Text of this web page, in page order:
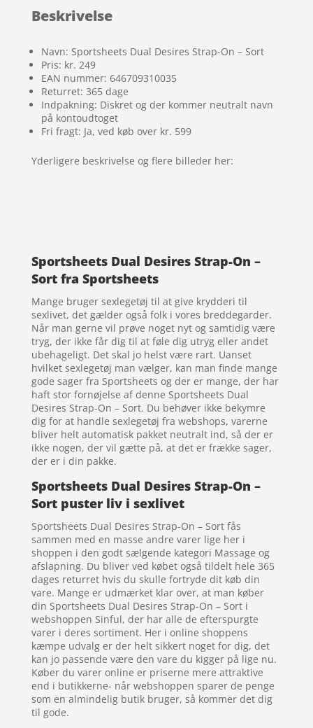
Beskrivelse
Navn: Sportsheets Dual Desires Strap-On – Sort
Pris: kr. 249
EAN nummer: 646709310035
Returret: 365 dage
Indpakning: Diskret og der kommer neutralt navn
på kontoudtoget
Fri fragt: Ja, ved køb over kr. 599
Yderligere beskrivelse og flere billeder her:
Sportsheets Dual Desires Strap-On –
Sort fra Sportsheets
Mange bruger sexlegetøj til at give krydderi til
sexlivet, det gælder også folk i vores breddegarder.
Når man gerne vil prøve noget nyt og samtidig være
tryg, der ikke får dig til at føle dig utryg eller andet
ubehageligt. Det skal jo helst være rart. Uanset
hvilket sexlegetøj man vælger, kan man finde mange
gode sager fra Sportsheets og der er mange, der har
haft stor fornøjelse af denne Sportsheets Dual
Desires Strap-On – Sort. Du behøver ikke bekymre
dig for at handle sexlegetøj fra webshops, varerne
bliver helt automatisk pakket neutralt ind, så der er
ikke nogen, der vil gætte på, at det er frække sager,
der er i din pakke.
Sportsheets Dual Desires Strap-On –
Sort puster liv i sexlivet
Sportsheets Dual Desires Strap-On – Sort fås
sammen med en masse andre varer lige her i
shoppen i den godt sælgende kategori Massage og
afslapning. Du bliver ved købet også tildelt hele 365
dages returret hvis du skulle fortryde dit køb din
vare. Mange er udmærket klar over, at man køber
din Sportsheets Dual Desires Strap-On – Sort i
webshoppen Sinful, der har alle de efterspurgte
varer i deres sortiment. Her i online shoppens
kæmpe udvalg er der helt sikkert noget for dig, det
kan jo passende være den vare du kigger på lige nu.
Køber du varer online er priserne mere attraktive
end i butikkerne- når webshoppen sparer de penge
som en almindelig butik bruger, så kommer det dig
til gode.